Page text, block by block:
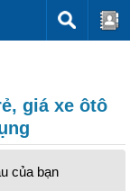
giá xe ôtô
của bạn